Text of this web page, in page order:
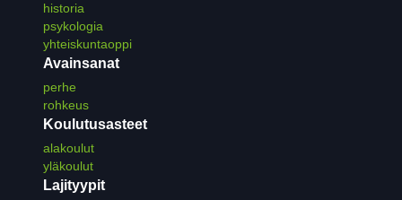
historia
psykologia
yhteiskuntaoppi
Avainsanat
perhe
rohkeus
Koulutusasteet
alakoulut
yläkoulut
Lajityypit